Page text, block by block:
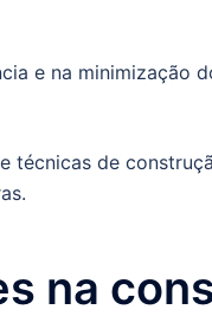
e na minimização
técnicas de
na